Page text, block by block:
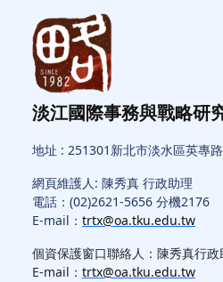
淡江國際事務與戰略研
地址 : 251301新北市淡水區英專
網頁維護人: 陳秀真 行政助理
電話：(02)2621-5656 分機2176
E-mail： trtx@oa.tku.edu.tw
個資保護窗口聯絡人：陳秀真行政
E-mail： trtx@oa.tku.edu.tw